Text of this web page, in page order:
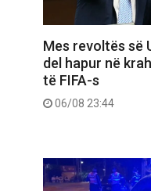
Mes revoltës së
del hapur në
të FIFA-s
06/08 23:44